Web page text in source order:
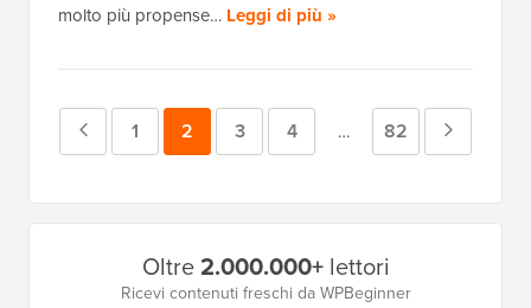
molto più propense… Leggi di più »
PaginaPagina
1 Pagina
2 Pagina
3 Pagina
4
Pagine
intermedie
… Pagina
82
Oltre2.000.000+lettori
Ricevi contenuti freschi da WPBeginner